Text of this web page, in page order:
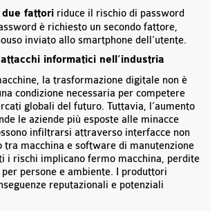
due fattori riduce il rischio di password
è richiesto un secondo fattore,
inviato allo smartphone dell’utente.
informatici nell’industria
la trasformazione digitale non è
condizione necessaria per competere
globali del futuro. Tuttavia, l’aumento
le aziende più esposte alle minacce
infiltrarsi attraverso interfacce non
tra macchina e software di manutenzione
i rischi implicano fermo macchina, perdite
persone e ambiente. I produttori
reputazionali e potenziali